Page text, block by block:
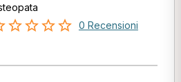
0 Recensioni